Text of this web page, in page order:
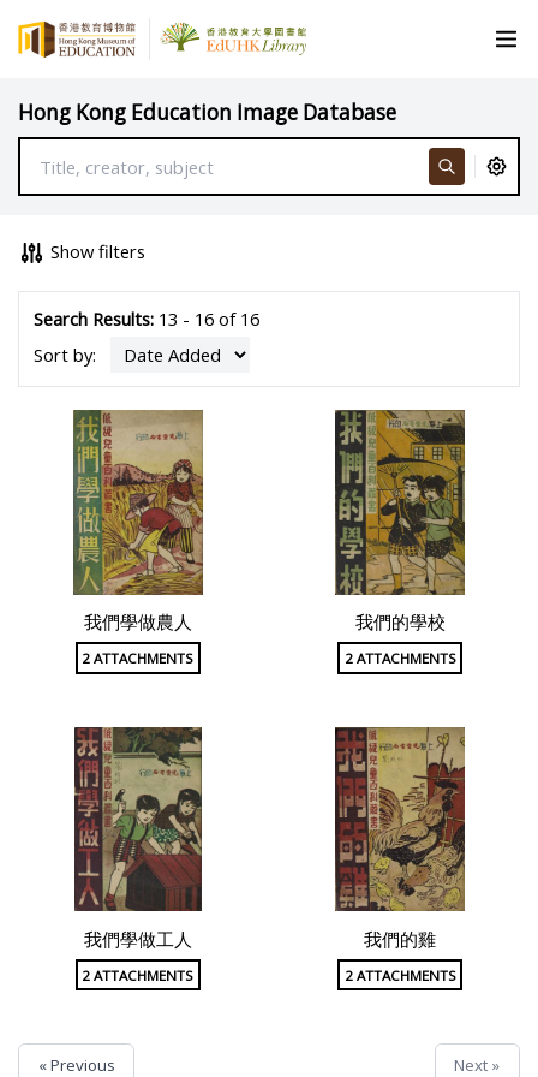
Hong Kong Education Image Database
Show filters
Search Results:13 - 16 of 16
Sort by:
我們學做農人
2 ATTACHMENTS
我們的學校
2 ATTACHMENTS
我們學做工人
2 ATTACHMENTS
我們的雞
2 ATTACHMENTS
« Previous Next »